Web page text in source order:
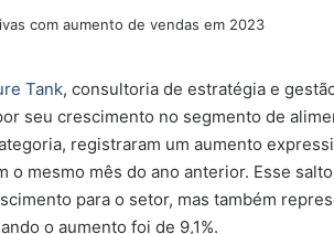
Tank, consultoria de estratégia e
seu crescimento no segmento de
registraram um aumento
o mesmo mês do ano anterior. Esse
para o setor, mas também
o aumento foi de 9,1%.